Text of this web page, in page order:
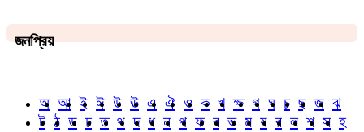
জনপ্রিয়
অ আ ই ঈ উ ঊ এ ঐ ও ক খ ক্ষ গ ঘ চ ছ জ ঝ
ট ঠ ড ঢ ত থ দ ধ ন প ফ ব ভ ম য র ল শ স হ